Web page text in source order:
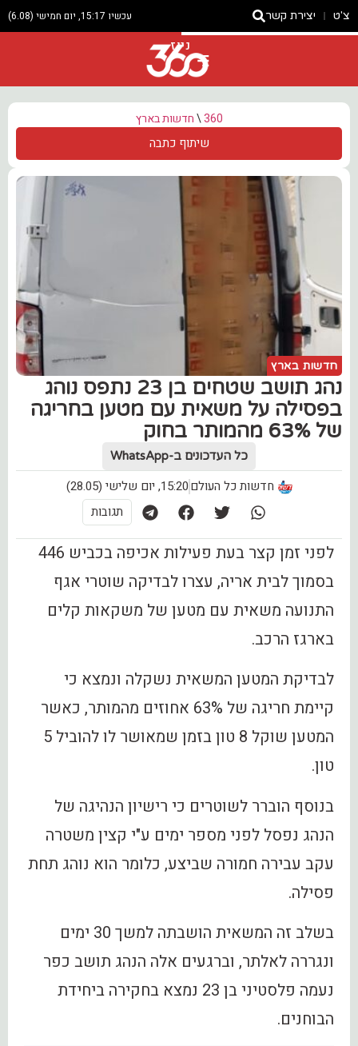
צ'ט יצירת קשר עכשיו 15:17, יום חמישי (6.08)
ניוז
360
\חדשות בארץ
שיתוף כתבה
חדשות בארץ
נהג תושב שטחים בן 23 נתפס נוהג
בפסילה על משאית עם מטען בחריגה
של 63% מהמותר בחוק
כל העדכונים ב-WhatsApp
חדשות כל העולם15:20, יום שלישי (28.05)
תגובות
לפני זמן קצר בעת פעילות אכיפה בכביש 446
בסמוך לבית אריה, עצרו לבדיקה שוטרי אגף
התנועה משאית עם מטען של משקאות קלים
בארגז הרכב.
לבדיקת המטען המשאית נשקלה ונמצא כי
קיימת חריגה של 63% אחוזים מהמותר, כאשר
המטען שוקל 8 טון בזמן שמאושר לו להוביל 5
טון.
בנוסף הוברר לשוטרים כי רישיון הנהיגה של
הנהג נפסל לפני מספר ימים ע"י קצין משטרה
עקב עבירה חמורה שביצע, כלומר הוא נוהג תחת
פסילה.
בשלב זה המשאית הושבתה למשך 30 ימים
ונגררה לאלתר, וברגעים אלה הנהג תושב כפר
נעמה פלסטיני בן 23 נמצא בחקירה ביחידת
הבוחנים.